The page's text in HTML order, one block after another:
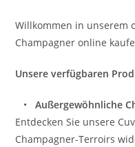
Willkommen in unserem
Champagner online
Unsere verfügbaren
•Außergewöhnliche
Entdecken Sie unsere
Champagner-Terroirs